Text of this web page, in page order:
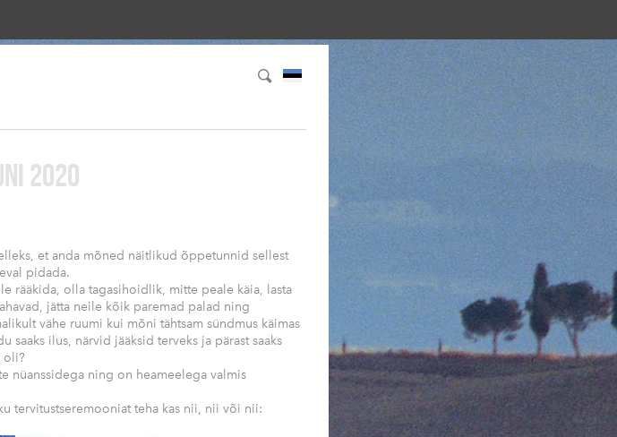
2020
et anda mõned näitlikud õppetunnid sellest
pidada.
rääkida, olla tagasihoidlik, mitte peale käia, lasta
jätta neile kõik paremad palad ning
vähe ruumi kui mõni tähtsam sündmus käimas
ilus, närvid jääksid terveks ja pärast saaks
oli?
nüanssidega ning on heameelega valmis
tervitustseremooniat teha kas nii, nii või nii: